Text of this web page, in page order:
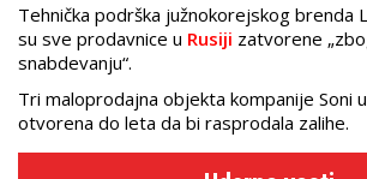
Tehnička podrška južnokorejskog brenda
su sve prodavnice u Rusiji zatvorene
snabdevanju“.
Tri maloprodajna objekta kompanije Soni u
otvorena do leta da bi rasprodala zalihe.